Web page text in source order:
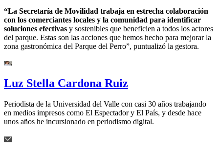
“La Secretaría de Movilidad trabaja en estrecha colaboración
con los comerciantes locales y la comunidad para identificar
soluciones efectivas y sostenibles que beneficien a todos los actores
del parque. Estas son las acciones que hemos hecho para mejorar la
zona gastronómica del Parque del Perro”, puntualizó la gestora.
Luz Stella Cardona Ruiz
Periodista de la Universidad del Valle con casi 30 años trabajando
en medios impresos como El Espectador y El País, y desde hace
unos años he incursionado en periodismo digital.